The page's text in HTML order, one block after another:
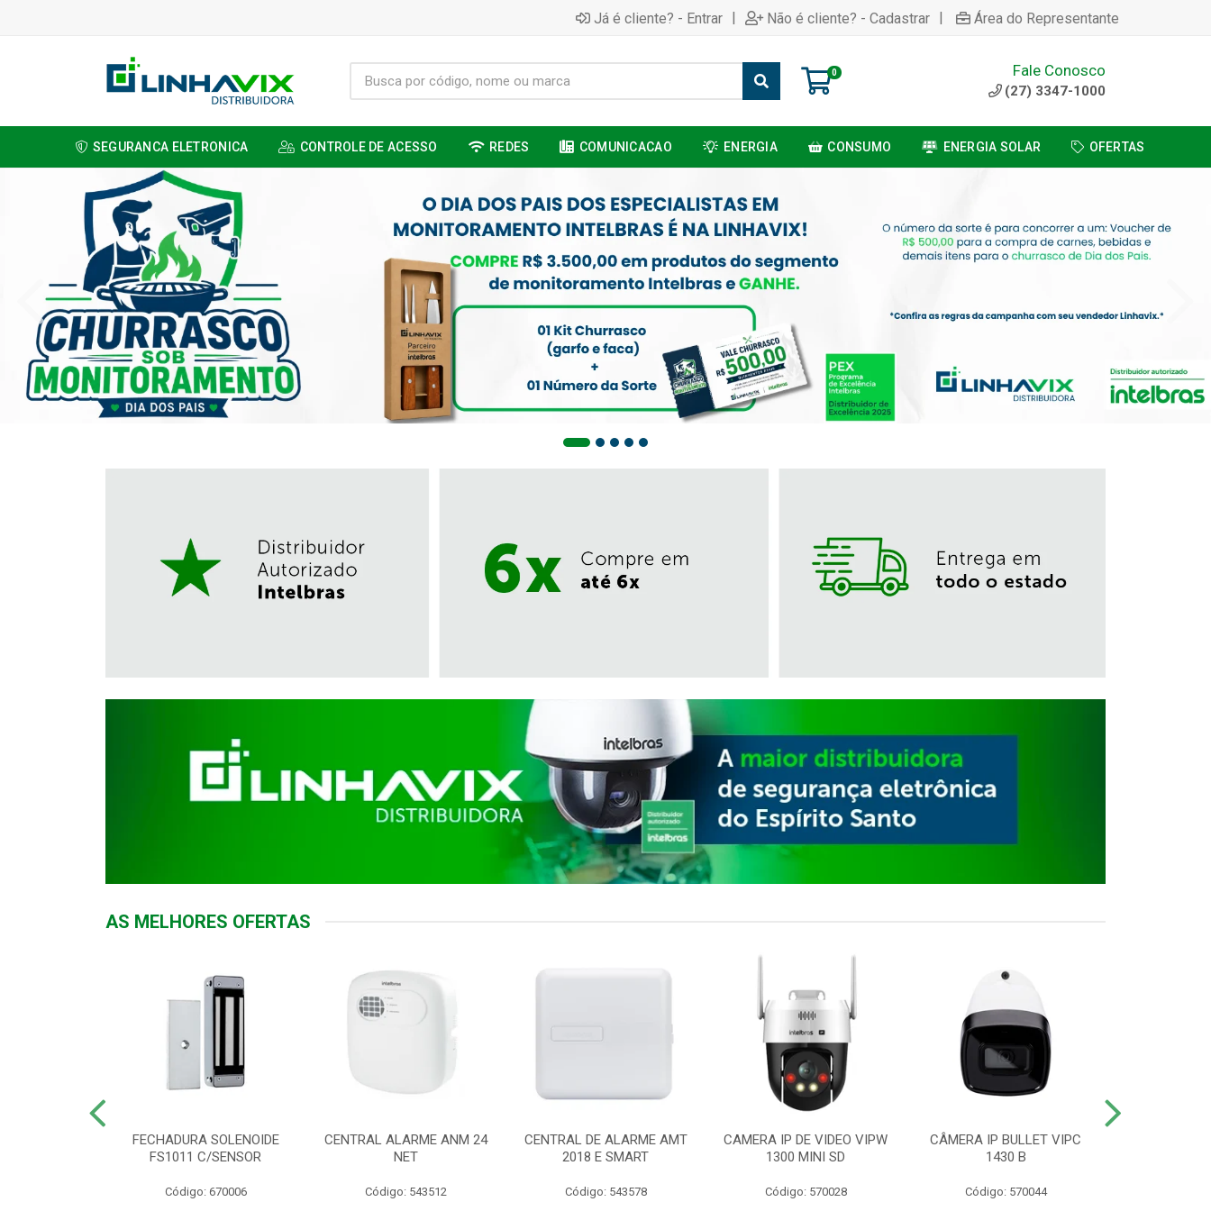
Já é cliente? - Entrar | Não é cliente? - Cadastrar | Área do Representante
0 Fale Conosco
(27) 3347-1000
SEGURANCA ELETRONICA CONTROLE DE ACESSO REDES COMUNICACAO ENERGIA CONSUMO ENERGIA SOLAR OFERTAS
AS MELHORES OFERTAS
FECHADURA SOLENOIDE
FS1011 C/SENSOR
Código: 670006
CENTRAL ALARME ANM 24
NET
Código: 543512
CENTRAL DE ALARME AMT
2018 E SMART
Código: 543578
CAMERA IP DE VIDEO VIPW
1300 MINI SD
Código: 570028
CÂMERA IP BULLET VIPC
1430 B
Código: 570044